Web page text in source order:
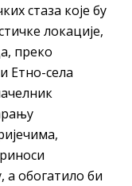
стаза које бу
локације,
преко
Етно-села
а обогатило би